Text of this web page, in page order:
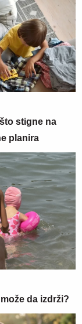
stigne na
planira
da izdrži?